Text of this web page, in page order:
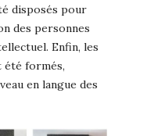
disposés pour
des personnes
Enfin, les
été formés,
en langue des